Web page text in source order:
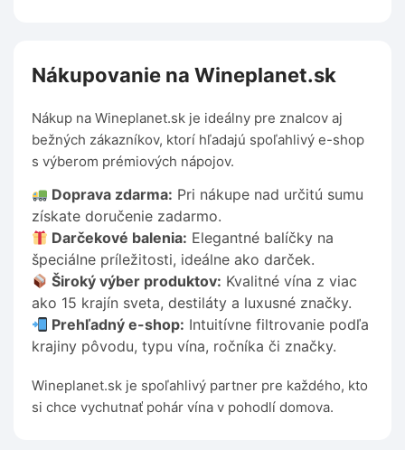
Nákupovanie na Wineplanet.sk
Nákup na Wineplanet.sk je ideálny pre znalcov aj
bežných zákazníkov, ktorí hľadajú spoľahlivý e-shop
s výberom prémiových nápojov.
Doprava zdarma: Pri nákupe nad určitú sumu
získate doručenie zadarmo.
Darčekové balenia: Elegantné balíčky na
špeciálne príležitosti, ideálne ako darček.
Široký výber produktov: Kvalitné vína z viac
ako 15 krajín sveta, destiláty a luxusné značky.
Prehľadný e-shop: Intuitívne filtrovanie podľa
krajiny pôvodu, typu vína, ročníka či značky.
Wineplanet.sk je spoľahlivý partner pre každého, kto
si chce vychutnať pohár vína v pohodlí domova.